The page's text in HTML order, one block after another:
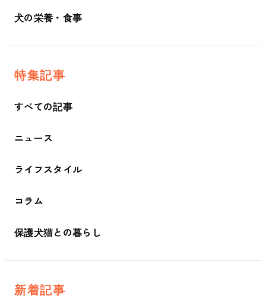
犬の栄養・食事
特集記事
すべての記事
ニュース
ライフスタイル
コラム
保護犬猫との暮らし
新着記事